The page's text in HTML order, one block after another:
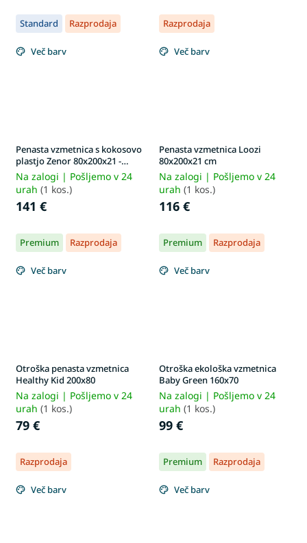
Standard Razprodaja
Več barv
Penasta vzmetnica s kokosovo
plastjo Zenor 80x200x21 -
prevleka Silver
Na zalogi | Pošljemo v 24
urah (1 kos.)
141 €
Razprodaja
Več barv
Penasta vzmetnica Loozi
80x200x21 cm
Na zalogi | Pošljemo v 24
urah (1 kos.)
116 €
Premium Razprodaja
Več barv
Otroška penasta vzmetnica
Healthy Kid 200x80
Na zalogi | Pošljemo v 24
urah (1 kos.)
79 €
Premium Razprodaja
Več barv
Otroška ekološka vzmetnica
Baby Green 160x70
Na zalogi | Pošljemo v 24
urah (1 kos.)
99 €
Razprodaja
Več barv
Premium Razprodaja
Več barv